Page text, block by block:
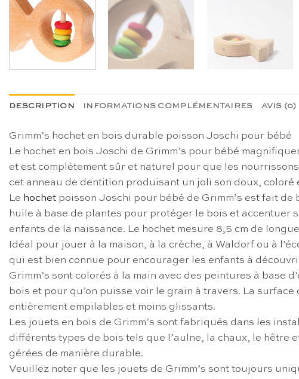
DESCRIPTION INFORMATIONS COMPLÉMENTAIRES AVIS (0)
Grimm’s hochet en bois durable poisson Joschi pour bébé
Le hochet en bois Joschi de Grimm’s pour bébé
et est complètement sûr et naturel pour que les
cet anneau de dentition produisant un joli son doux, coloré
Le hochet poisson Joschi pour bébé de Grimm’s est fait
huile à base de plantes pour protéger le bois et
enfants de la naissance. Le hochet mesure 8,5 cm de
Idéal pour jouer à la maison, à la crèche, à Waldorf ou à
qui est bien connue pour encourager les enfants à
Grimm’s sont colorés à la main avec des peintures à base
bois et pour qu’on puisse voir le grain à travers. La
entièrement empilables et moins glissants.
Les jouets en bois de Grimm’s sont fabriqués dans les
différents types de bois tels que l’aulne, la chaux, le hêtre
gérées de manière durable.
Veuillez noter que les jouets de Grimm’s sont toujours